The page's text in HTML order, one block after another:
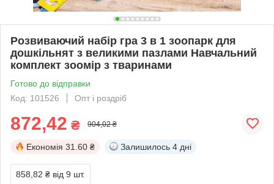
Розвиваючий набір гра 3 в 1 зоопарк для
дошкільнят з великими пазлами Навчальний
комплект зоомір з тваринами
Готово до відправки
Код: 101526
Опт і роздріб
872,42 ₴ 904,02 ₴
Економія 31.60 ₴ Залишилось 4 дні
858,82 ₴ від 9 шт.